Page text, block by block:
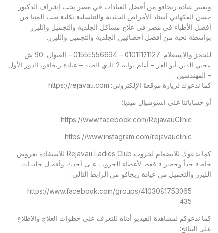
وتعتبر عيادة ريجافو من أفضل العيادات في مصر تحت إشراف الدكتور
حسن الفكهاني أستاذ الأمراض الجلدية والتناسلية بكلية طب المنيا من
أفضل الأطباء في مصر في علاج مشاكل الجلدية والتجميل والليزر
بواسطة نخبة من أفضل أخصائيين الجلدية والتجميل والليزر.
للحجز والاستعلام: 01011121127 – 01555556694 – العنوان: 90 ش
محيي الدين أبو العز – أمام بوابه 2 نادي الصيد – عيادة ريجافو، الدور الأول
– المهندسين.
كما ندعوك لزيارة موقعنا الإلكتروني: https://rejavau.com
أو حساباتنا على السوشيال ميديا:
https://www.facebook.com/RejavauClinic
https://www.instagram.com/rejavauclinic
كما ندعوك للانضمام لجروب Rejavau Ladies Club للاستفادة بعروض
خاصة جداً وحصرية فقط لأعضاء الجروب على أحدث وأفضل جلسات
الليزر والتجميل من عيادة ريجافو من الرابط التالي:
https://www.facebook.com/groups/4103081753065
435
كما ندعوكم لمشاهدة الفيديو أدناه للتعرف على خطوات العلاج والاطلاع
على النتائج: